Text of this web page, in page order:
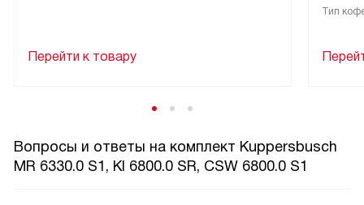
пробую новые рецепты, потому что не боюсь испортить
Перейти к товару
Тип
Вопросы и ответы на комплект Kuppersbusch
MR 6330.0 S1, KI 6800.0 SR, CSW 6800.0 S1